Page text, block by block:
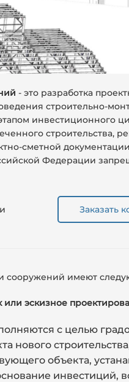
- это разработка
строительно-
инвестиционного
строительства,
сметной
Федерации
Заказать
сооружений имеют
или эскизное
с целью
нового
объекта,
инвестиций,